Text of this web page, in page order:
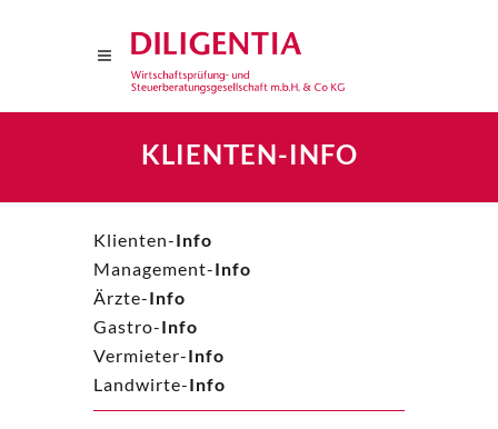
KLIENTEN-INFO
Klienten-Info
Management-Info
Ärzte-Info
Gastro-Info
Vermieter-Info
Landwirte-Info